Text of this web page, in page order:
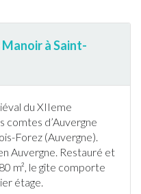
à Saint-
du XIIeme
comtes d’Auvergne
Forez (Auvergne).
Auvergne. Restauré et
m², le gîte comporte
étage.